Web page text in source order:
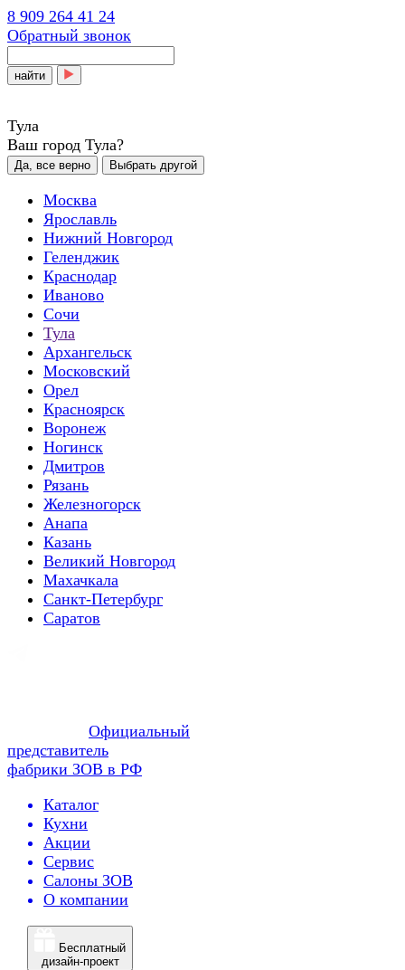
8 909 264 41 24
Обратный звонок
найти
Тула
Ваш город Тула?
Да, все верно Выбрать другой
Москва
Ярославль
Нижний Новгород
Геленджик
Краснодар
Иваново
Сочи
Тула
Архангельск
Московский
Орел
Красноярск
Воронеж
Ногинск
Дмитров
Рязань
Железногорск
Анапа
Казань
Великий Новгород
Махачкала
Санкт-Петербург
Саратов
Официальный
представитель
фабрики ЗОВ в РФ
Каталог
Кухни
Акции
Сервис
Салоны ЗОВ
О компании
Бесплатный
дизайн-проект